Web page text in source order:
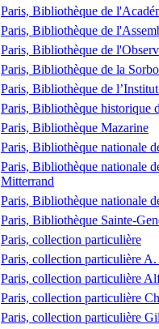
Paris, Bibliothèque de
Paris, Bibliothèque de
Paris, Bibliothèque de
Paris, Bibliothèque de la
Paris, Bibliothèque de
Paris, Bibliothèque historique
Paris, Bibliothèque Mazarine
Paris, Bibliothèque nationale
Paris, Bibliothèque nationale
Mitterrand
Paris, Bibliothèque nationale
Paris, Bibliothèque Sainte-
Paris, collection particulière
Paris, collection particulière
Paris, collection particulière
Paris, collection particulière
Paris, collection particulière